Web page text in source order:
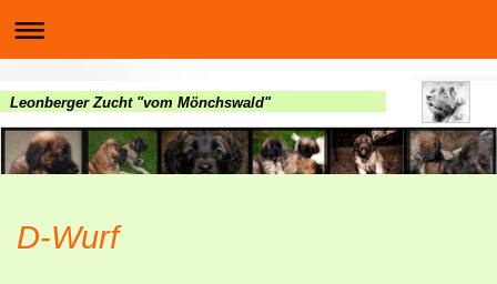
Leonberger Zucht "vom Mönchswald"
D-Wurf